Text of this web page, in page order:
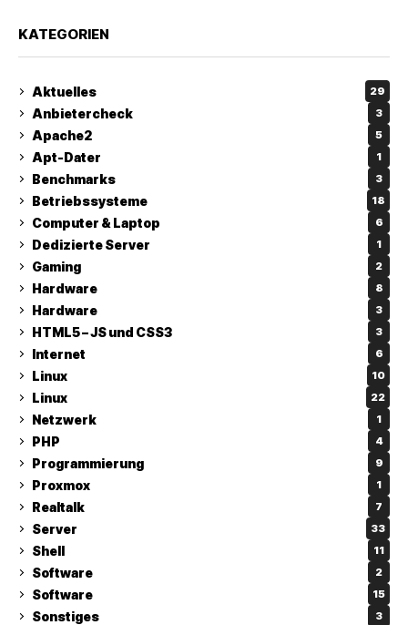
KATEGORIEN
Aktuelles 29
Anbietercheck 3
Apache2 5
Apt-Dater 1
Benchmarks 3
Betriebssysteme 18
Computer & Laptop 6
Dedizierte Server 1
Gaming 2
Hardware 8
Hardware 3
HTML5 – JS und CSS3 3
Internet 6
Linux 10
Linux 22
Netzwerk 1
PHP 4
Programmierung 9
Proxmox 1
Realtalk 7
Server 33
Shell 11
Software 2
Software 15
Sonstiges 3